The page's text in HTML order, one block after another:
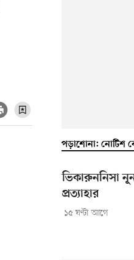
পড়াশোনা: নোটিশ
ভিকারুননিসা
প্রত্যাহার
১৫ ঘণ্টা আগে